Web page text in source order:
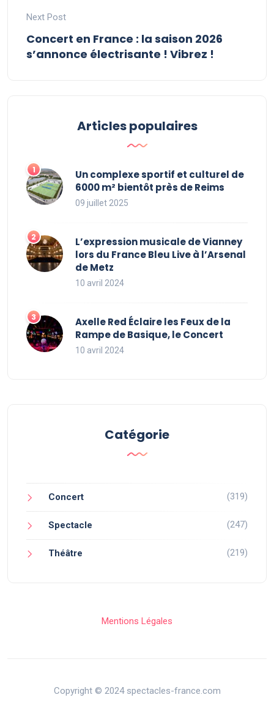
Next Post
Concert en France : la saison 2026
s’annonce électrisante ! Vibrez !
Articles populaires
Un complexe sportif et culturel de
6000 m² bientôt près de Reims
09 juillet 2025
L’expression musicale de Vianney
lors du France Bleu Live à l’Arsenal
de Metz
10 avril 2024
Axelle Red Éclaire les Feux de la
Rampe de Basique, le Concert
10 avril 2024
Catégorie
Concert (319)
Spectacle (247)
Théâtre (219)
Mentions Légales
Copyright © 2024 spectacles-france.com